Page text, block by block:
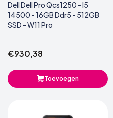
Dell Dell Pro Qcs1250 - I5
14500 - 16GB Ddr5 - 512GB
SSD - W11 Pro
€930,38
Toevoegen